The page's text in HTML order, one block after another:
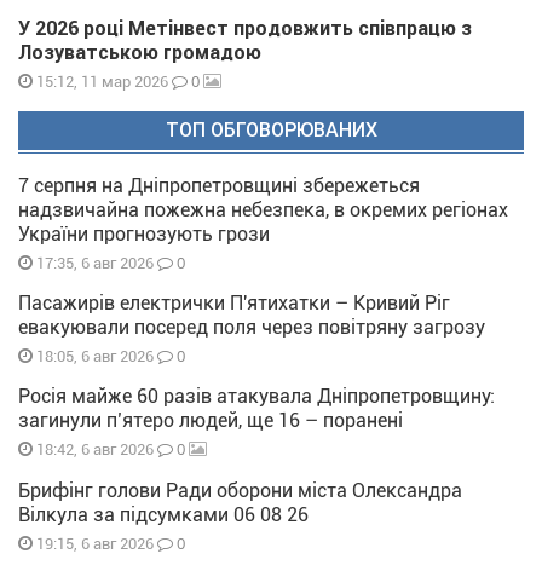
У 2026 році Метінвест продовжить співпрацю з
Лозуватською громадою
15:12, 11 мар 2026 0
ТОП ОБГОВОРЮВАНИХ
7 серпня на Дніпропетровщині збережеться
надзвичайна пожежна небезпека, в окремих регіонах
України прогнозують грози
17:35, 6 авг 2026 0
Пасажирів електрички П'ятихатки – Кривий Ріг
евакуювали посеред поля через повітряну загрозу
18:05, 6 авг 2026 0
Росія майже 60 разів атакувала Дніпропетровщину:
загинули п’ятеро людей, ще 16 – поранені
18:42, 6 авг 2026 0
Брифінг голови Ради оборони міста Олександра
Вілкула за підсумками 06 08 26
19:15, 6 авг 2026 0